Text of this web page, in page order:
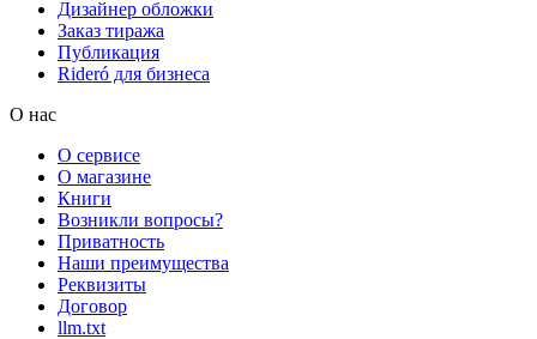
Дизайнер обложки
Заказ тиража
Публикация
Rideró для бизнеса
О нас
О сервисе
О магазине
Книги
Возникли вопросы?
Приватность
Наши преимущества
Реквизиты
Договор
llm.txt